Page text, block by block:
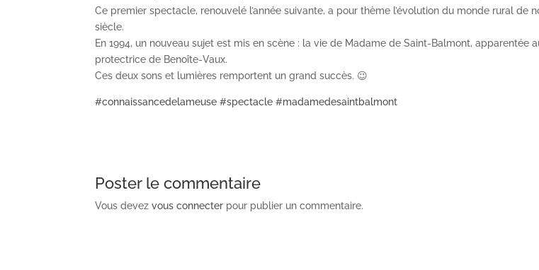
Ce premier spectacle, renouvelé l’année suivante, a pour thème l’évolution du monde rural de
siècle.
En 1994, un nouveau sujet est mis en scène : la vie de Madame de Saint-Balmont, apparentée
protectrice de Benoîte-Vaux.
Ces deux sons et lumières remportent un grand succès. 😉
#connaissancedelameuse #spectacle #madamedesaintbalmont
Poster le commentaire
Vous devezvous connecter pour publier un commentaire.